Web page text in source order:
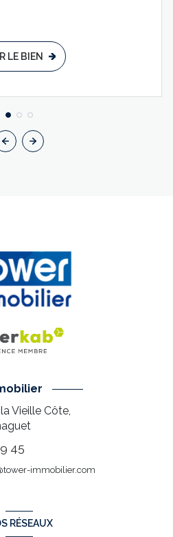
LE BIEN
Vieille Côte,
45
immobilier.com
RÉSEAUX